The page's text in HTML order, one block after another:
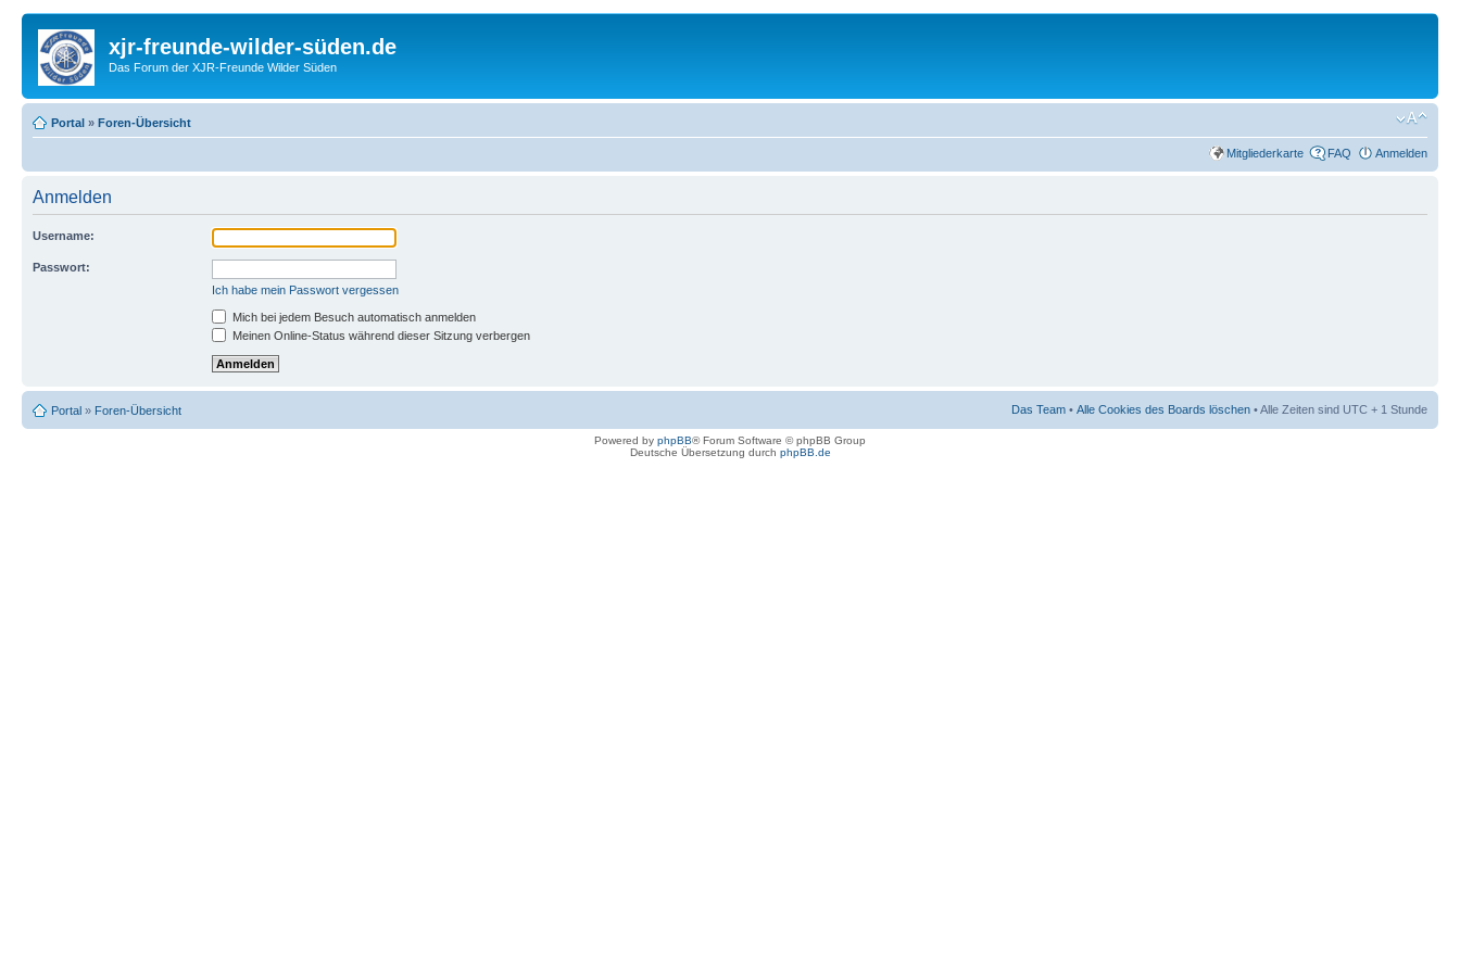
xjr-freunde-wilder-süden.de
Das Forum der XJR-Freunde Wilder Süden
Portal » Foren-Übersicht
Mitgliederkarte FAQ Anmelden
Anmelden
Username:
Passwort:
Ich habe mein Passwort vergessen
Mich bei jedem Besuch automatisch anmelden
Meinen Online-Status während dieser Sitzung verbergen
Portal » Foren-Übersicht Das Team • Alle Cookies des Boards löschen • Alle Zeiten sind UTC + 1 Stunde
Powered by phpBB® Forum Software © phpBB Group
Deutsche Übersetzung durch phpBB.de